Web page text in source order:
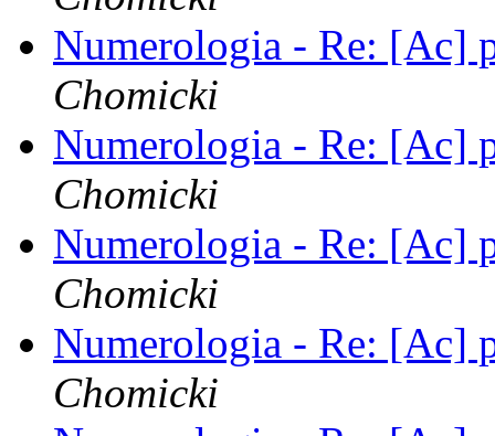
Numerologia - Re: [Ac]
Chomicki
Numerologia - Re: [Ac]
Chomicki
Numerologia - Re: [Ac]
Chomicki
Numerologia - Re: [Ac]
Chomicki